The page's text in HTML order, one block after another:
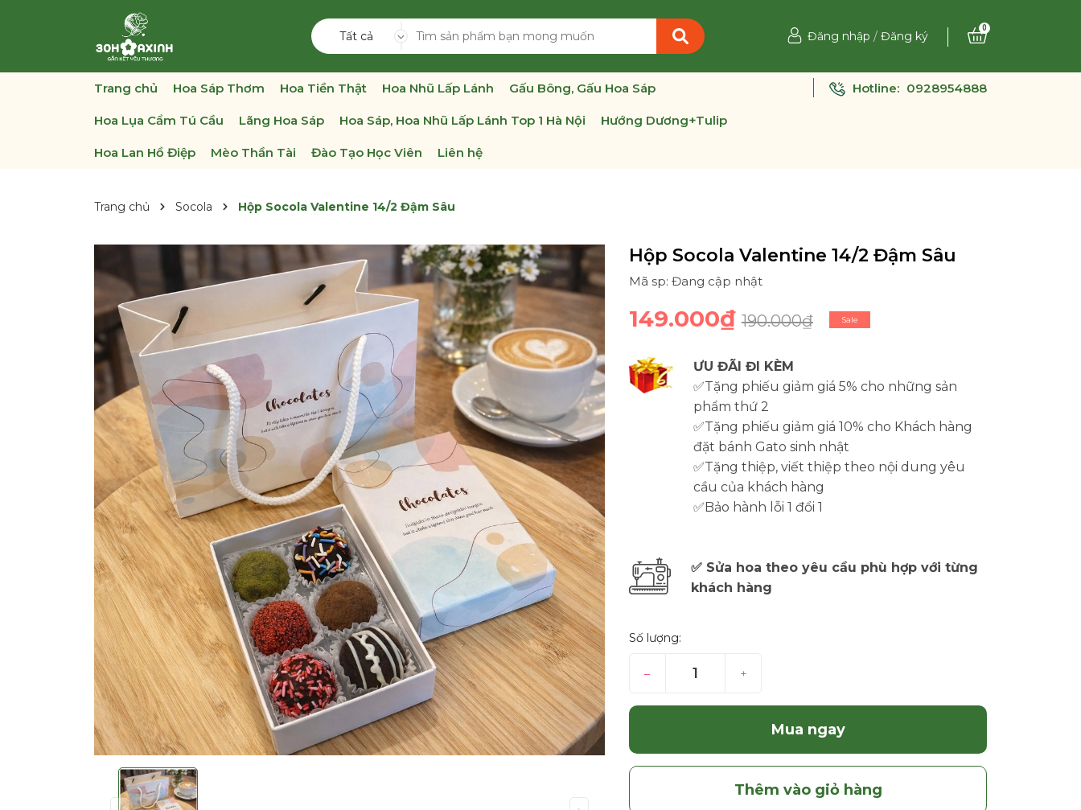
Tất cả Đăng nhập / Đăng ký
0
Trang chủ Hoa Sáp Thơm Hoa Tiền Thật Hoa Nhũ Lấp Lánh Gấu Bông, Gấu Hoa Sáp
Hoa Lụa Cẩm Tú Cầu Lãng Hoa Sáp Hoa Sáp, Hoa Nhũ Lấp Lánh Top 1 Hà Nội Hướng Dương+Tulip
Hoa Lan Hồ Điệp Mèo Thần Tài Đào Tạo Học Viên Liên hệ
Hotline: 0928954888
Trang chủ Socola Hộp Socola Valentine 14/2 Đậm Sâu
Hộp Socola Valentine 14/2 Đậm Sâu
Mã sp: Đang cập nhật
149.000₫ 190.000₫ Sale
ƯU ĐÃI ĐI KÈM
✅Tặng phiếu giảm giá 5% cho những sản
phẩm thứ 2
✅Tặng phiếu giảm giá 10% cho Khách hàng
đặt bánh Gato sinh nhật
✅Tặng thiệp, viết thiệp theo nội dung yêu
cầu của khách hàng
✅Bảo hành lỗi 1 đổi 1
✅ Sửa hoa theo yêu cầu phù hợp với từng
khách hàng
Số lượng:
– +
Mua ngay
Thêm vào giỏ hàng